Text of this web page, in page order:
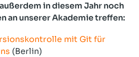
in diesem Jahr noch
an unserer Akademie treffen:
mit Git für
(Berlin)